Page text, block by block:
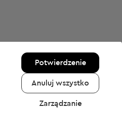
Potwierdzenie
Anuluj wszystko
Zarządzanie